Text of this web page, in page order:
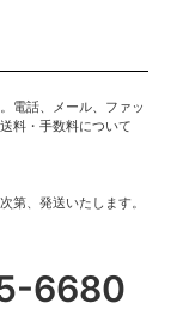
電話、メール、ファッ
料・手数料について
第、発送いたします。
6680